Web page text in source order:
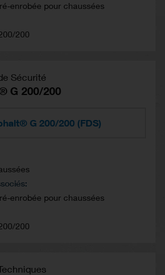
enrobée pour chaussées
200
Sécurité
G 200/200
G 200/200 (FDS)
enrobée pour chaussées
200